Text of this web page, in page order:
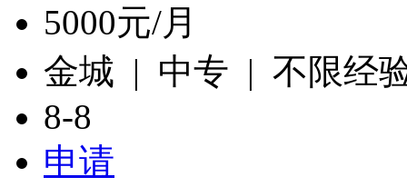
5000元/月
金城 | 中专 | 不限经
8-8
申请